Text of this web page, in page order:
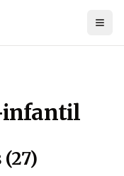
infantil
(27)